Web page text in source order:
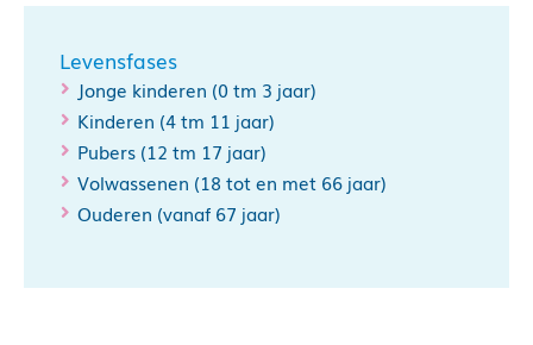
Levensfases
Jonge kinderen (0 tm 3 jaar)
Kinderen (4 tm 11 jaar)
Pubers (12 tm 17 jaar)
Volwassenen (18 tot en met 66 jaar)
Ouderen (vanaf 67 jaar)